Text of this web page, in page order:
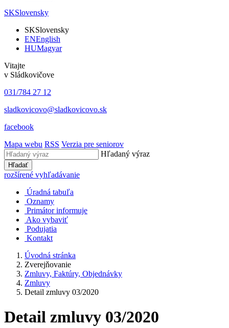
SKSlovensky
SKSlovensky
ENEnglish
HUMagyar
Vitajte
v Sládkovičove
031/784 27 12
sladkovicovo@sladkovicovo.sk
facebook
Mapa webu RSS Verzia pre seniorov
Hľadaný výraz
Hľadať
rozšírené vyhľadávanie
Úradná tabuľa
Oznamy
Primátor informuje
Ako vybaviť
Podujatia
Kontakt
Úvodná stránka
Zverejňovanie
Zmluvy, Faktúry, Objednávky
Zmluvy
Detail zmluvy 03/2020
Detail zmluvy 03/2020